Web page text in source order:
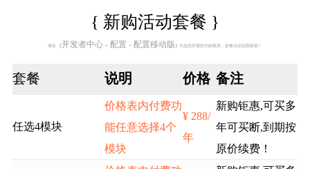
{ 新购活动套餐 }
请在 【开发者中心 - 配置 - 配置移动版 】勾选您所需的功能模块，套餐活动仅限新购！
套餐 说明 价格 备注
任选4模块
价格表内付费功
能任意选择4个
模块
¥ 288/
年
新购钜惠,可买多
年可买断,到期按
原价续费！